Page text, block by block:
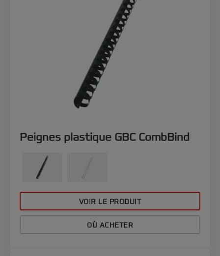
Peignes plastique GBC CombBind
VOIR LE PRODUIT
OÙ ACHETER